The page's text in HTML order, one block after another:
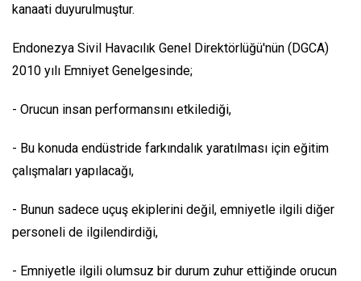
kanaati duyurulmuştur.
Endonezya Sivil Havacılık Genel Direktörlüğü'nün (DGCA)
2010 yılı Emniyet Genelgesinde;
- Orucun insan performansını etkilediği,
- Bu konuda endüstride farkındalık yaratılması için eğitim
çalışmaları yapılacağı,
- Bunun sadece uçuş ekiplerini değil, emniyetle ilgili diğer
personeli de ilgilendirdiği,
- Emniyetle ilgili olumsuz bir durum zuhur ettiğinde orucun